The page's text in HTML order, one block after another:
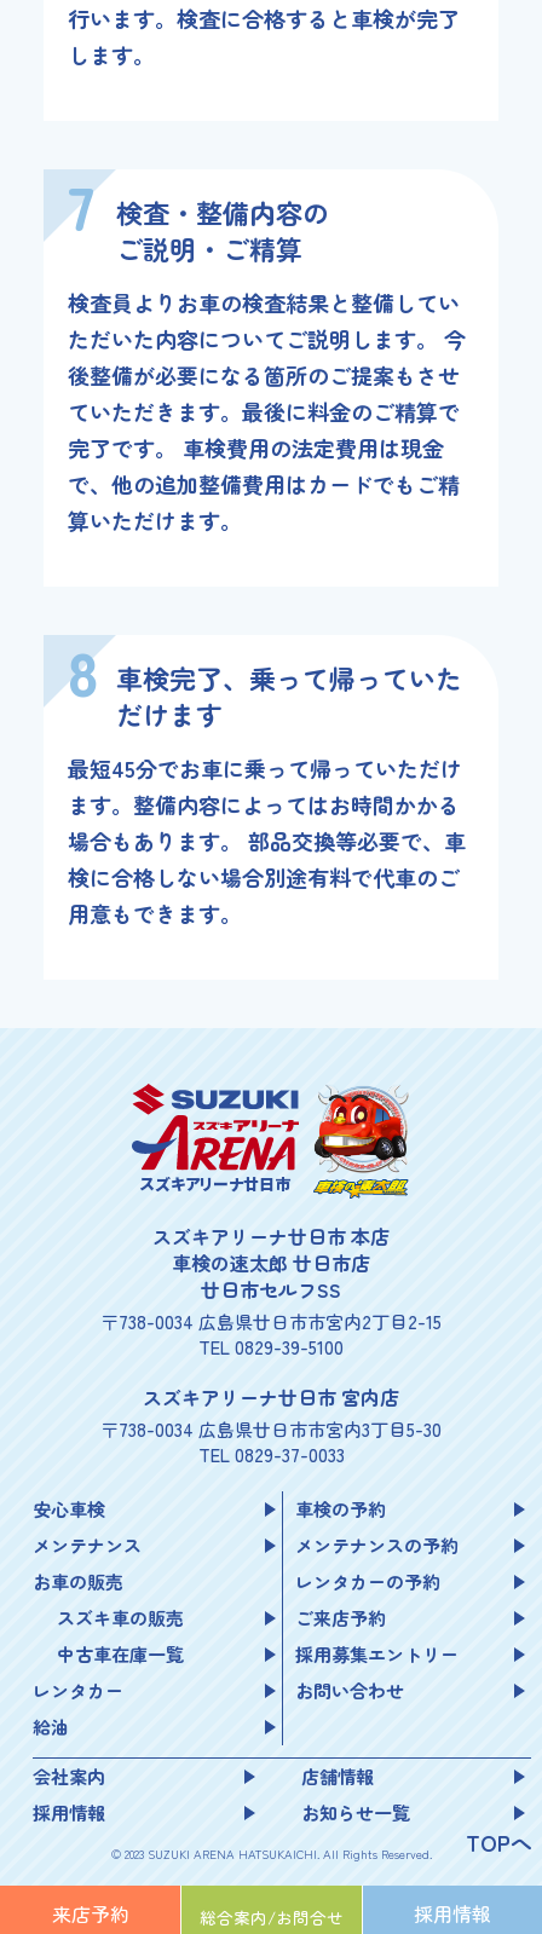
来店予約 採用情報
総合案内/お問合せ
TOPへ
行います。検査に合格すると車検が完了
します。
7 検査・整備内容の
ご説明・ご精算
検査員よりお車の検査結果と整備してい
ただいた内容についてご説明します。 今
後整備が必要になる箇所のご提案もさせ
ていただきます。最後に料金のご精算で
完了です。 車検費用の法定費用は現金
で、他の追加整備費用はカードでもご精
算いただけます。
8 車検完了、乗って帰っていた
だけます
最短45分でお車に乗って帰っていただけ
ます。整備内容によってはお時間かかる
場合もあります。 部品交換等必要で、車
検に合格しない場合別途有料で代車のご
用意もできます。
スズキアリーナ廿日市
スズキアリーナ廿日市 本店
車検の速太郎 廿日市店
廿日市セルフSS
〒738-0034 広島県廿日市市宮内2丁目2-15
TEL 0829-39-5100
スズキアリーナ廿日市 宮内店
〒738-0034 広島県廿日市市宮内3丁目5-30
TEL 0829-37-0033
安心車検
メンテナンス
お車の販売
スズキ車の販売
中古車在庫一覧
レンタカー
給油
車検の予約
メンテナンスの予約
レンタカーの予約
ご来店予約
採用募集エントリー
お問い合わせ
会社案内
店舗情報
採用情報
お知らせ一覧
© 2023 SUZUKI ARENA HATSUKAICHI. All Rights Reserved.